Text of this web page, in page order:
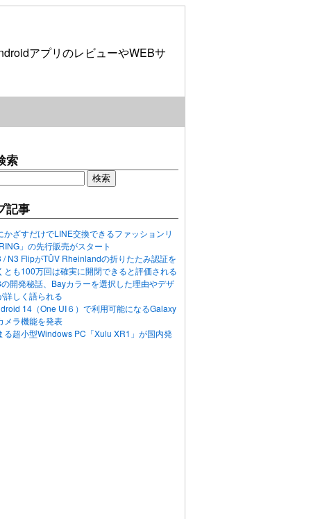
アプリのレビューやWEBサ
索
記事
かざすだけでLINE交換できるファッションリ
」の先行販売がスタート
/ N3 FlipがTÜV Rheinlandの折りたたみ認証を
とも100万回は確実に開閉できると評価される
開発秘話、Bayカラーを選択した理由やデザ
詳しく語られる
14（One UI６）で利用可能になるGalaxy
メラ機能を発表
る超小型Windows PC「Xulu XR1」が国内発